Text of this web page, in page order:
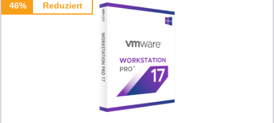
46% Reduziert